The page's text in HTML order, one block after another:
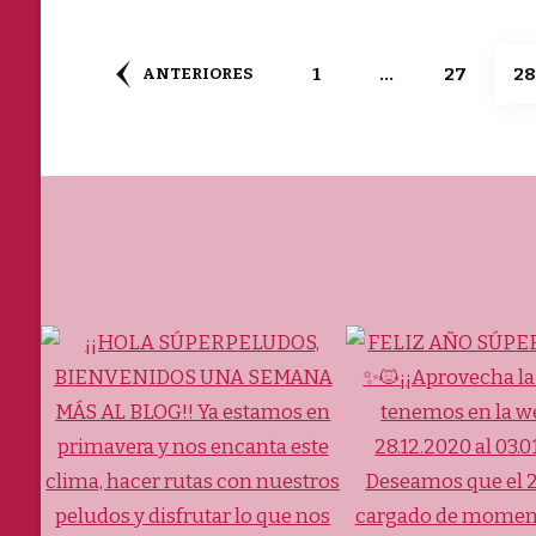
Navegación
entradas
ANTERIORES PÁGINA
1 … PÁGINA
27 28